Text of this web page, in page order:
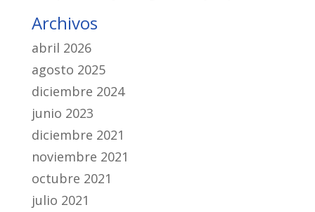
Archivos
abril 2026
agosto 2025
diciembre 2024
junio 2023
diciembre 2021
noviembre 2021
octubre 2021
julio 2021